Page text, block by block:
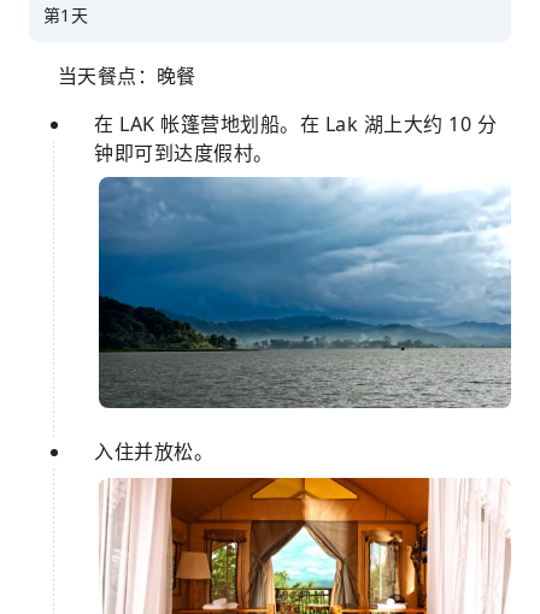
第1天
当天餐点：晚餐
在 LAK 帐篷营地划船。在 Lak 湖上大约 10 分
钟即可到达度假村。
入住并放松。